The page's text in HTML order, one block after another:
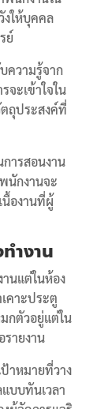
ให้บุคคล
ย์
ความรู้จาก
จะเข้าใจใน
ถุประสงค์ที่
ารสอนงาน
นักงานจะ
นื้องานที่ผู้
ำงาน
นแต่ในห้อง
คาะประตู
กตัวอยู่แต่ใน
รายงาน
าหมายที่วาง
บบทันเวลา